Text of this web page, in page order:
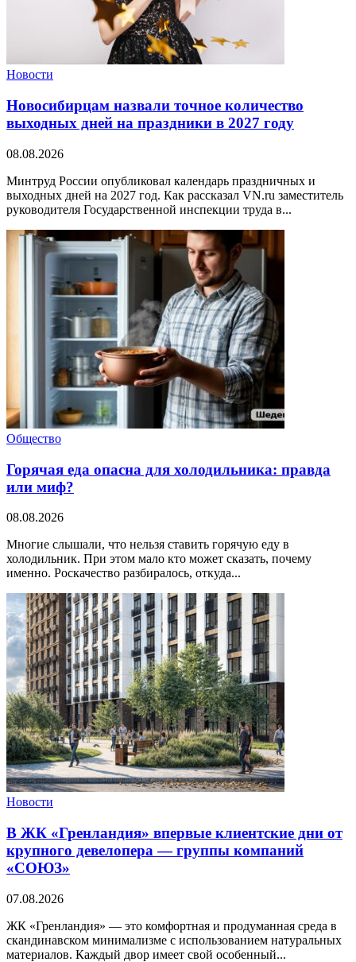
Новости
Новосибирцам назвали точное количество
выходных дней на праздники в 2027 году
08.08.2026
Минтруд России опубликовал календарь праздничных и
выходных дней на 2027 год. Как рассказал VN.ru заместитель
руководителя Государственной инспекции труда в...
Общество
Горячая еда опасна для холодильника: правда
или миф?
08.08.2026
Многие слышали, что нельзя ставить горячую еду в
холодильник. При этом мало кто может сказать, почему
именно. Роскачество разбиралось, откуда...
Новости
В ЖК «Гренландия» впервые клиентские дни от
крупного девелопера — группы компаний
«СОЮЗ»
07.08.2026
ЖК «Гренландия» — это комфортная и продуманная среда в
скандинавском минимализме с использованием натуральных
материалов. Каждый двор имеет свой особенный...